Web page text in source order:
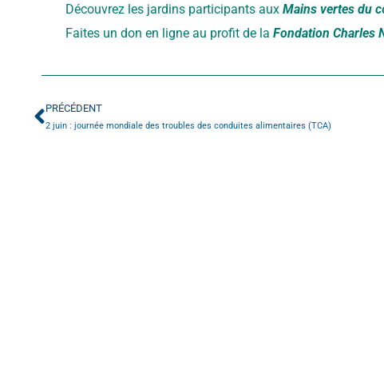
Découvrez les jardins participants aux Mains vertes du
Faites un don en ligne au profit de la Fondation Charles
PRÉCÉDENT
2 juin : journée mondiale des troubles des conduites alimentaires (TCA)